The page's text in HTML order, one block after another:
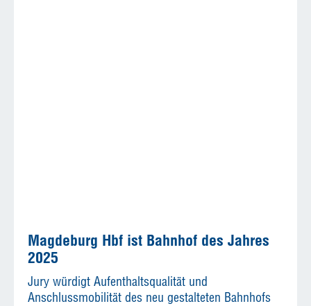
Magdeburg Hbf ist Bahnhof des Jahres
2025
Jury würdigt Aufenthaltsqualität und
Anschlussmobilität des neu gestalteten Bahnhofs